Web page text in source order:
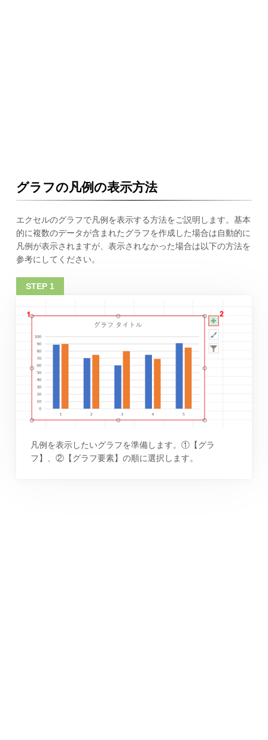
グラフの凡例の表示方法
エクセルのグラフで凡例を表示する方法をご説明します。基本
的に複数のデータが含まれたグラフを作成した場合は自動的に
凡例が表示されますが、表示されなかった場合は以下の方法を
参考にしてください。
凡例を表示したいグラフを準備します。①【グラ
フ】、②【グラフ要素】の順に選択します。